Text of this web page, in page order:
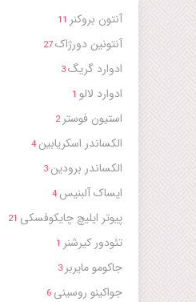
آنتون بروکنر
آنتونین دورژاک
ادوارد گریگ
ادوارد لالو
استیون فوستر 2
الکساندر اسکریابین
الکساندر برودین
ایساک آلبنیس
پیوتر ایلیچ چایکوفسکی
تئودور کیرشنر
جاکومو مایربر
جواکینو روسینی